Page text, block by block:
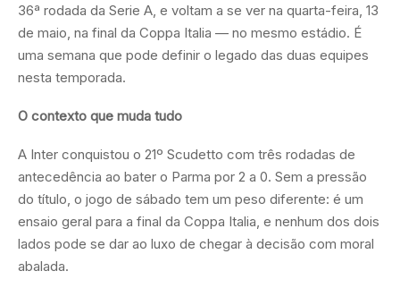
36ª rodada da Serie A, e voltam a se ver na quarta-feira, 13
de maio, na final da Coppa Italia — no mesmo estádio. É
uma semana que pode definir o legado das duas equipes
nesta temporada.
O contexto que muda tudo
A Inter conquistou o 21º Scudetto com três rodadas de
antecedência ao bater o Parma por 2 a 0. Sem a pressão
do título, o jogo de sábado tem um peso diferente: é um
ensaio geral para a final da Coppa Italia, e nenhum dos dois
lados pode se dar ao luxo de chegar à decisão com moral
abalada.